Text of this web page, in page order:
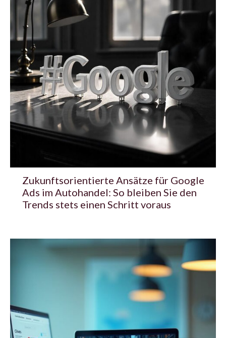
Zukunftsorientierte Ansätze für Google
Ads im Autohandel: So bleiben Sie den
Trends stets einen Schritt voraus